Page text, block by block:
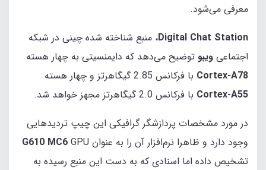
معرفی می‌شود.
Digital Chat Station، منبع شناخته شده چینی در شبکه
اجتماعی ویبو توضیح می‌دهد که دایمنسیتی به چهار هسته
Cortex-A78 با فرکانس 2.85 گیگاهرتز و چهار هسته
Cortex-A55 با فرکانس 2.0 گیگاهرتز مجهز خواهد شد.
در مورد مشخصات پردازشگر گرافیکی این چیپ تردیدهایی
وجود دارد و ظاهرا نرم‌افزار آن را به عنوان
G610 MC6 GPU
تشخیص داده اما اسنادی که به دست این منبع رسیده به